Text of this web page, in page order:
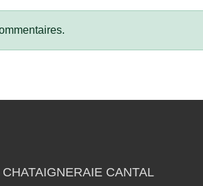
CANTAL